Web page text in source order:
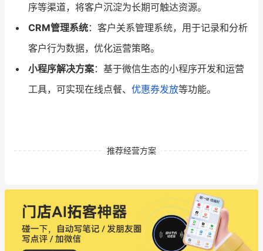
序等渠道，将客户沉淀为长期可触达资源。
CRM管理系统：客户关系管理系统，用于记录和分析
客户行为数据，优化运营策略。
小程序解决方案：基于微信生态的小程序开发和运营
工具，可实现在线点餐、 优惠券发放等功能。
推荐经营方案